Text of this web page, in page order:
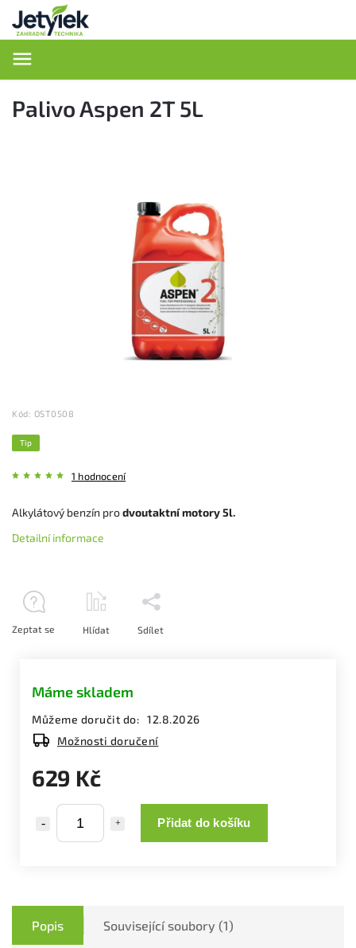
Palivo Aspen 2T 5L
Kód: OST0508
Tip
1 hodnocení
629 Kč
Přidat do košíku
Máme skladem
Můžeme doručit do: 12.8.2026
Možnosti doručení
Alkylátový benzín prodvoutaktní motory 5l.
Detailní informace
Zeptat se Hlídat Sdílet
Popis Související soubory (1)